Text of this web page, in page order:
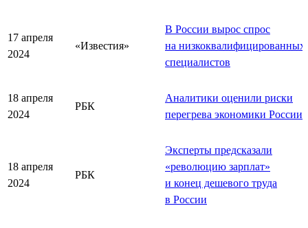
17 апреля
2024
«Известия»
В России вырос спрос
на низкоквалифицированных
специалистов
18 апреля
2024
РБК
Аналитики оценили риски
перегрева экономики России
18 апреля
2024
РБК
Эксперты предсказали
«революцию зарплат»
и конец дешевого труда
в России